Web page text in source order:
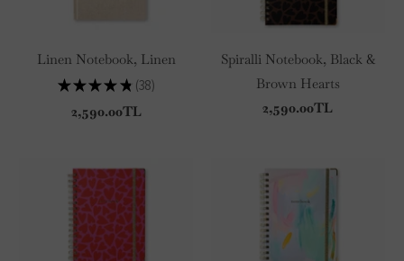
Linen Notebook, Linen
★ ★ ★ ★ ★ 38
38
2,590.00TL
Spiralli Notebook, Black &
Brown Hearts
2,590.00TL